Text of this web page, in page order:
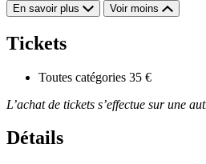
En savoir plus Voir moins
Tickets
Toutes catégories 35 €
L’achat de tickets s’effectue sur une
Détails